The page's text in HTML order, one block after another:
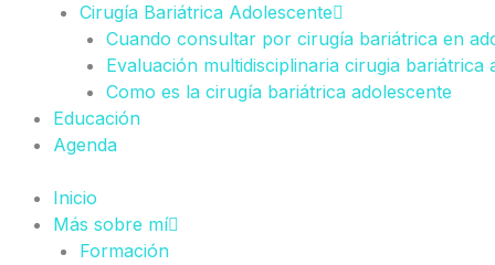
Cirugía Bariátrica Adolescente
Cuando consultar por cirugía bariátrica en
Evaluación multidisciplinaria cirugia bariátrica
Como es la cirugía bariátrica adolescente
Educación
Agenda
Inicio
Más sobre mí
Formación